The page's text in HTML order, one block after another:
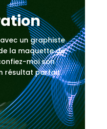
un graphiste
la maquette de
moi son
résultat parfait.